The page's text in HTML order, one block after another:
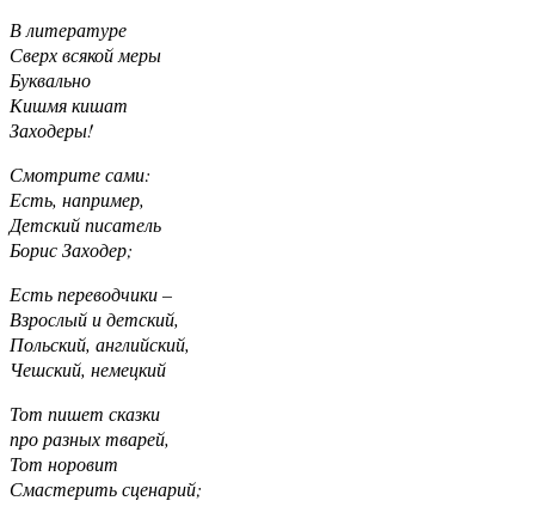
В литературе
Сверх всякой меры
Буквально
Кишмя кишат
Заходеры!
Смотрите сами:
Есть, например,
Детский писатель
Борис Заходер;
Есть переводчики –
Взрослый и детский,
Польский, английский,
Чешский, немецкий
Тот пишет сказки
про разных тварей,
Тот норовит
Смастерить сценарий;